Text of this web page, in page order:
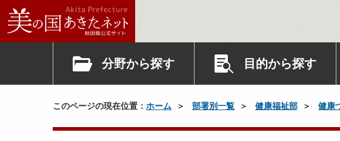
分野から探す 目的から探す
このページの現在位置： ホーム 部署別一覧 健康福祉部 健康